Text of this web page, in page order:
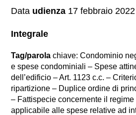
Data udienza 17 febbraio 2022
Integrale
Tag/parola chiave: Condominio
e spese condominiali – Spese
dell’edificio – Art. 1123 c.c. –
ripartizione – Duplice ordine di
– Fattispecie concernente il
applicabile alle spese relative ad